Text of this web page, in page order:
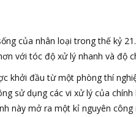
của nhân loại trong thế kỷ
với tóc độ xử lý nhanh và độ
khởi đầu từ một phòng thí
sử dụng các vi xử lý của
này mở ra một kỉ nguyên